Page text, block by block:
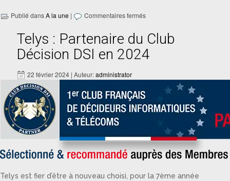
Publié dansA la une | Commentaires fermés
Telys : Partenaire du Club
Décision DSI en 2024
22 février 2024 | Auteur:administrator
Telys est fier d’être à nouveau choisi, pour la 7ème année